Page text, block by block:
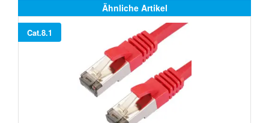
Ähnliche Artikel
Cat.8.1